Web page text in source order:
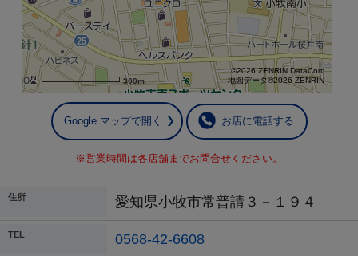
300m
©2026 ZENRIN DataCom
地図データ©2026 ZENRIN
Google マップで開く お店に電話する
※営業時間は各店舗までお問合せください。
住所 愛知県小牧市常普請３－１９４
TEL 0568-42-6608